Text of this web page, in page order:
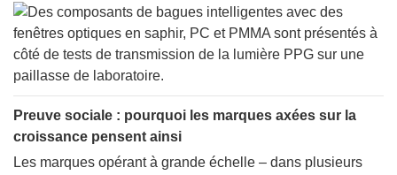
Preuve sociale : pourquoi les marques axées sur la
croissance pensent ainsi
Les marques opérant à grande échelle – dans plusieurs